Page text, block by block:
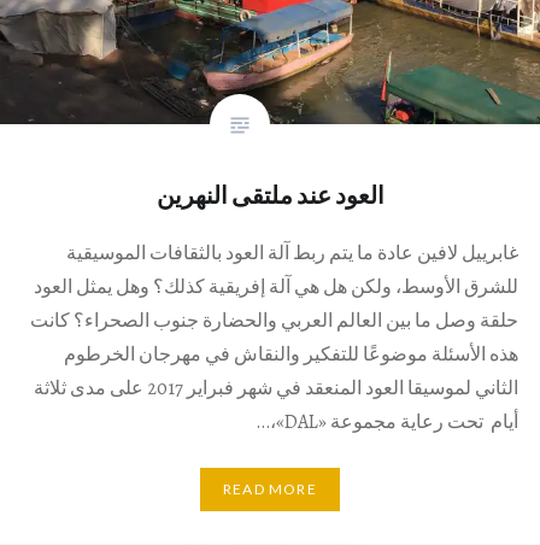
العود عند ملتقى النهرين
غابرييل لافين عادة ما يتم ربط آلة العود بالثقافات الموسيقية
للشرق الأوسط، ولكن هل هي آلة إفريقية كذلك؟ وهل يمثل العود
حلقة وصل ما بين العالم العربي والحضارة جنوب الصحراء؟ كانت
هذه الأسئلة موضوعًا للتفكير والنقاش في مهرجان الخرطوم
الثاني لموسيقا العود المنعقد في شهر فبراير 2017 على مدى ثلاثة
أيام تحت رعاية مجموعة «DAL»،…
READ MORE